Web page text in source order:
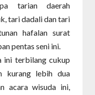
tarian daerah
tari dadali dan tari
hafalan surat
pentas seni ini.
ini terbilang cukup
kurang lebih dua
acara wisuda ini,